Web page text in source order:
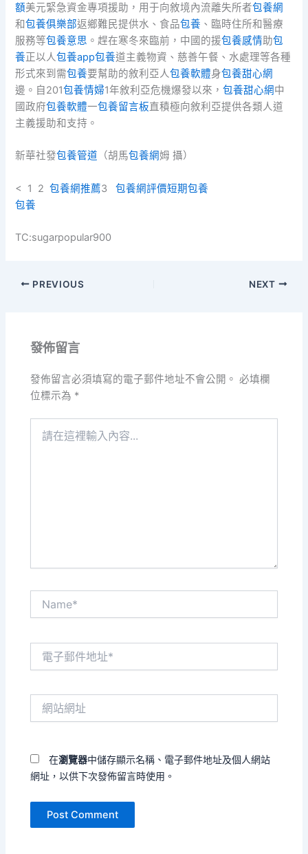
額美元緊急資金專項援助，用于向敘境內流離失所者包養網
和包養俱樂部返鄉難民提供水、食品包養 、臨時住所和醫療
服務等包養意思 。趕在寒冬來臨前，中國的援包養感情助包
養正以人包養app包養道主義物資、慈善午餐、水處理等各種
形式來到需包養要幫助的敘利亞人包養軟體身包養甜心網
邊。自201包養情婦1年敘利亞危機爆發以來，包養甜心網中
國政府包養軟體一包養留言板直積極向敘利亞提供各類人道
主義援助和支持。
新華社發包養管道 （胡馬包養網姆 攝）
< 1 2包養網推薦3包養網評價短期包養
包養
TC:sugarpopular900
PREVIOUS NEXT
發佈留言
發佈留言必須填寫的電子郵件地址不會公開。 必填欄
位標示為 *
在瀏覽器中儲存顯示名稱、電子郵件地址及個人網站
網址，以供下次發佈留言時使用。